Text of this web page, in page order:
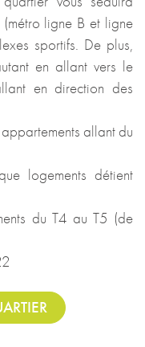
(métro ligne B et ligne
sportifs. De plus,
en allant vers le
en direction des
allant du
logements détient
du T4 au T5 (de